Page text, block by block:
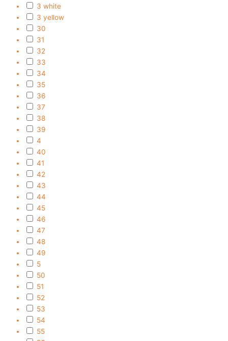
3 white
3 yellow
30
31
32
33
34
35
36
37
38
39
4
40
41
42
43
44
45
46
47
48
49
5
50
51
52
53
54
55